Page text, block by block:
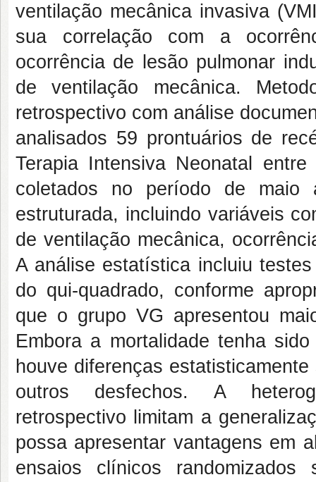
ventilação mecânica invasiva
sua correlação com a
ocorrência de lesão pulmonar
de ventilação mecânica.
retrospectivo com análise
analisados 59 prontuários de
Terapia Intensiva Neonatal
coletados no período de
estruturada, incluindo variáveis
de ventilação mecânica,
A análise estatística incluiu
do qui-quadrado, conforme
que o grupo VG apresentou
Embora a mortalidade tenha
houve diferenças
outros desfechos. A
retrospectivo limitam a
possa apresentar vantagens em
ensaios clínicos